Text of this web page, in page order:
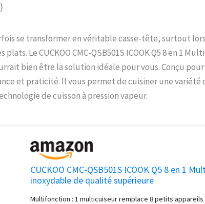
se transformer en véritable casse-tête, surtout
Le CUCKOO CMC-QSB501S ICOOK Q5 8 en 1
bien être la solution idéale pour vous. Conçu
et praticité. Il vous permet de cuisiner une variété
de cuisson à pression vapeur.
CUCKOO CMC-QSB501S ICOOK Q5 8 en 1
inoxydable de qualité supérieure
Multifonction : 1 multicuiseur remplace 8 petits